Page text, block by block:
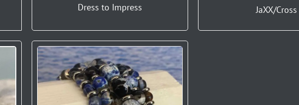
Dress to Impress JaXX/Cross